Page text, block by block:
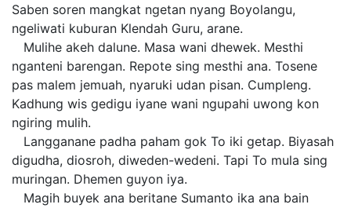
Saben soren mangkat ngetan nyang Boyolangu,
ngeliwati kuburan Klendah Guru, arane.
Mulihe akeh dalune. Masa wani dhewek. Mesthi
nganteni barengan. Repote sing mesthi ana. Tosene
pas malem jemuah, nyaruki udan pisan. Cumpleng.
Kadhung wis gedigu iyane wani ngupahi uwong kon
ngiring mulih.
Langganane padha paham gok To iki getap. Biyasah
digudha, diosroh, diweden-wedeni. Tapi To mula sing
muringan. Dhemen guyon iya.
Magih buyek ana beritane Sumanto ika ana bain